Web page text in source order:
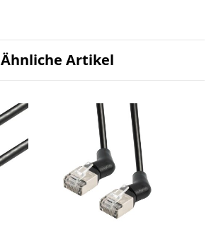
Ähnliche Artikel